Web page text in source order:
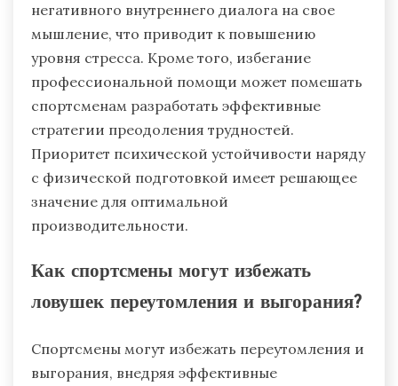
негативного внутреннего диалога на свое
мышление, что приводит к повышению
уровня стресса. Кроме того, избегание
профессиональной помощи может помешать
спортсменам разработать эффективные
стратегии преодоления трудностей.
Приоритет психической устойчивости наряду
с физической подготовкой имеет решающее
значение для оптимальной
производительности.
Как спортсмены могут избежать
ловушек переутомления и выгорания?
Спортсмены могут избежать переутомления и
выгорания, внедряя эффективные